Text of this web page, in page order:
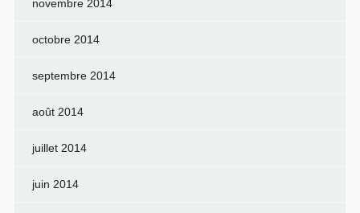
novembre 2014
octobre 2014
septembre 2014
août 2014
juillet 2014
juin 2014